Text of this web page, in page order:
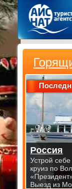
Россия
Устрой
круиз по
Выезд из